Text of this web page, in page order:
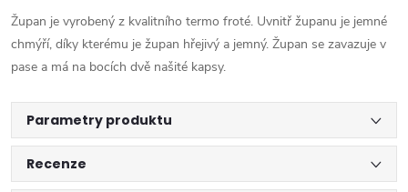
Župan je vyrobený z kvalitního termo froté. Uvnitř županu je jemné
chmýří, díky kterému je župan hřejivý a jemný. Župan se zavazuje v
pase a má na bocích dvě našité kapsy.
Parametry produktu
Recenze